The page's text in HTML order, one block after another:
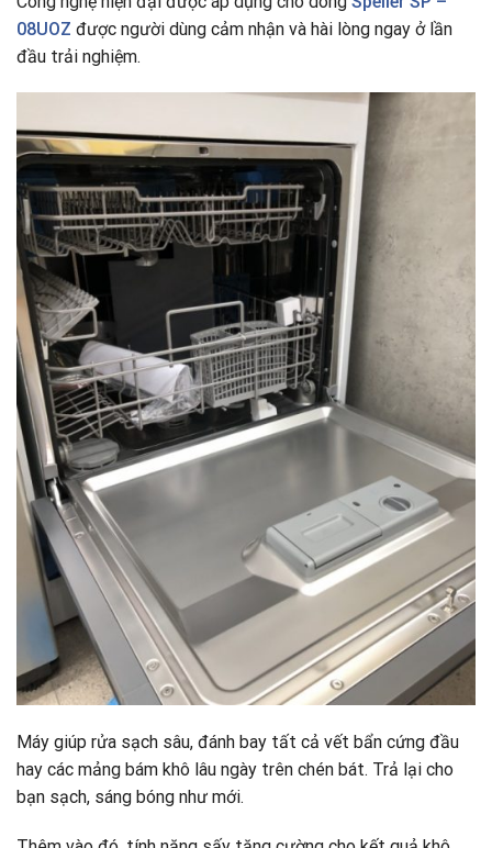
08UOZ được người dùng cảm nhận và hài lòng ngay ở lần
đầu trải nghiệm.
Máy giúp rửa sạch sâu, đánh bay tất cả vết bẩn cứng đầu
hay các mảng bám khô lâu ngày trên chén bát. Trả lại cho
bạn sạch, sáng bóng như mới.